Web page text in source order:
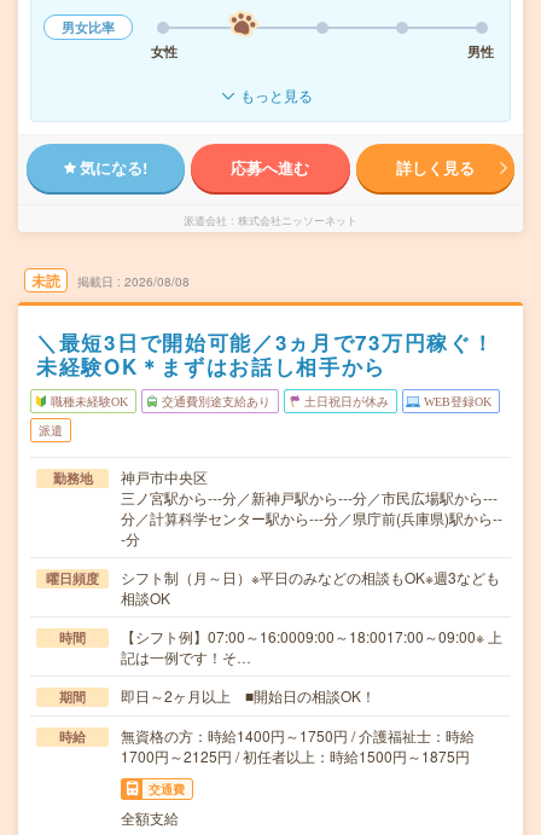
男女比率
女性
男性
もっと見る
気になる! 応募へ進む 詳しく見る
派遣会社 株式会社ニッソーネット
未読 掲載日 2026/08/08
＼最短3日で開始可能／3ヵ月で73万円稼ぐ！
未経験OK＊まずはお話し相手から
職種未経験OK 交通費別途支給あり 土日祝日が休み WEB登録OK
派遣
勤務地
神戸市中央区
三ノ宮駅から---分／新神戸駅から---分／市民広場駅から---
分／計算科学センター駅から---分／県庁前(兵庫県)駅から--
-分
曜日頻度
シフト制（月～日）※平日のみなどの相談もOK※週3なども
相談OK
時間
【シフト例】07:00～16:0009:00～18:0017:00～09:00※ 上
記は一例です！そ…
期間 即日～2ヶ月以上 ■開始日の相談OK！
時給
無資格の方：時給1400円～1750円 / 介護福祉士：時給
1700円～2125円 / 初任者以上：時給1500円～1875円
交通費
全額支給